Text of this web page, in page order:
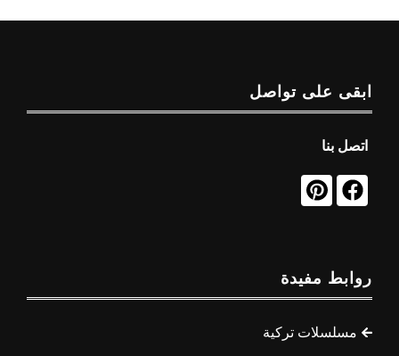
ابقى على تواصل
اتصل بنا
روابط مفيدة
مسلسلات تركية